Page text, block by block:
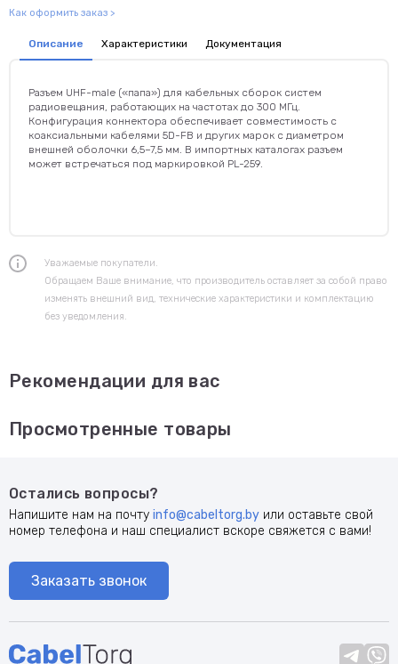
Как оформить заказ >
Описание Характеристики Документация
Разъем UHF-male («папа») для кабельных сборок систем
радиовещания, работающих на частотах до 300 МГц.
Конфигурация коннектора обеспечивает совместимость с
коаксиальными кабелями 5D-FB и других марок с диаметром
внешней оболочки 6,5–7,5 мм. В импортных каталогах разъем
может встречаться под маркировкой PL-259.
Уважаемые покупатели.
Обращаем Ваше внимание, что производитель оставляет за собой право
изменять внешний вид, технические характеристики и комплектацию
без уведомления.
Рекомендации для вас
Просмотренные товары
Остались вопросы?
Напишите нам на почту info@cabeltorg.by или оставьте свой
номер телефона и наш специалист вскоре свяжется с вами!
Заказать звонок